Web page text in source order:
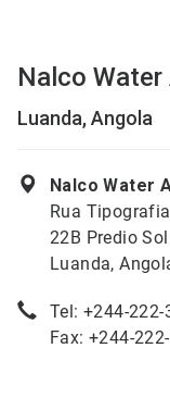
Nalco Water
Luanda, Angola
Nalco Water
Rua
22B Predio
Luanda,
Tel: +244-222-
Fax: +244-